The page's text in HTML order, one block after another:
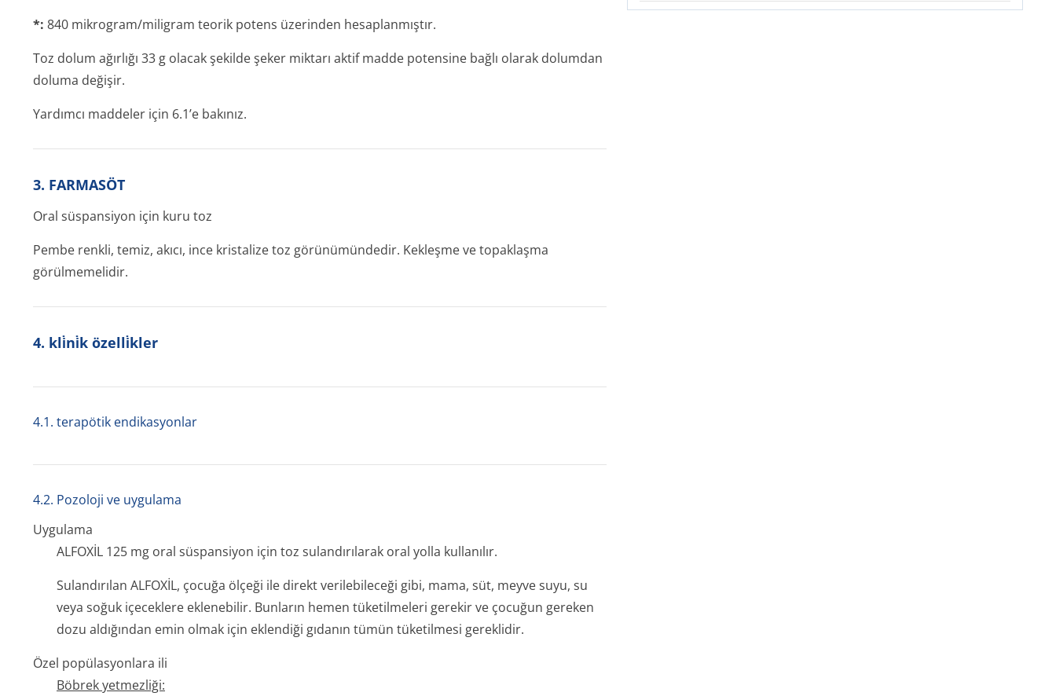
*: 840 mikrogram/mi­ligram teorik potens üzerinden hesaplanmıştır.
Toz dolum ağırlığı 33 g olacak şekilde şeker miktarı aktif madde potensine bağlı olarak dolumdan
doluma değişir.
Yardımcı maddeler için 6.1’e bakınız.
3. FARMASÖT
Oral süspansiyon için kuru toz
Pembe renkli, temiz, akıcı, ince kristalize toz görünümündedir. Kekleşme ve topaklaşma
görülmemelidir.
4. kli̇ni̇k özelli̇kler
4.1. terapötik endikasyonlar
4.2. Pozoloji ve uygulama
Uygulama
ALFOXİL 125 mg oral süspansiyon için toz sulandırılarak oral yolla kullanılır.
Sulandırılan ALFOXİL, çocuğa ölçeği ile direkt verilebileceği gibi, mama, süt, meyve suyu, su
veya soğuk içeceklere eklenebilir. Bunların hemen tüketilmeleri gerekir ve çocuğun gereken
dozu aldığından emin olmak için eklendiği gıdanın tümün tüketilmesi gereklidir.
Özel popülasyonlara ili
Böbrek yetmezliği: